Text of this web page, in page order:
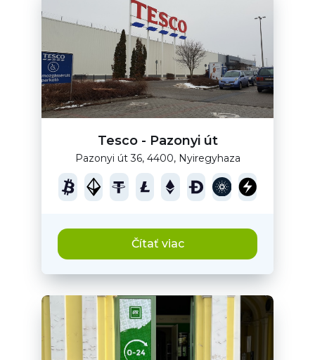
Tesco - Pazonyi út
Pazonyi út 36, 4400, Nyiregyhaza
Čítať viac